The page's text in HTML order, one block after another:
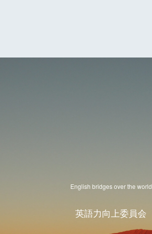
English bridges over the world
英語力向上委員会